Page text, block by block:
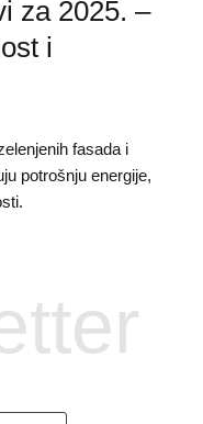
za 2025. –
i
fasada i
potrošnju energije,